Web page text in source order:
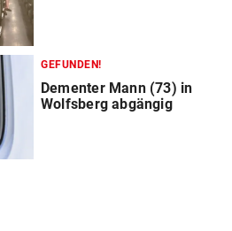
GEFUNDEN!
Dementer Mann (73) in
Wolfsberg abgängig